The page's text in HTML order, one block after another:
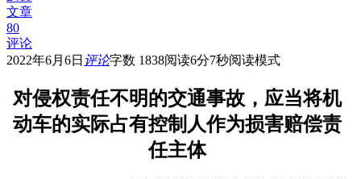
文章
80
评论
2022年6月6日 评论字数 1838阅读6分7秒阅读模式
对侵权责任不明的交通事故，应当将机
动车的实际占有控制人作为损害赔偿责
任主体